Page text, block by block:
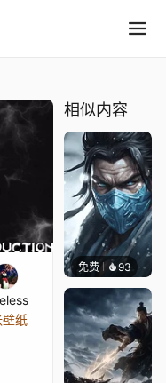
纸
相似内容
免费 93 Niara